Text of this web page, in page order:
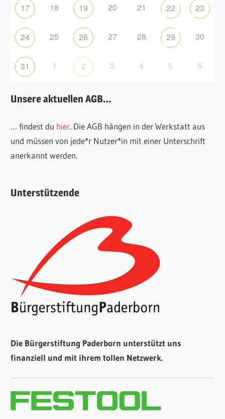
17 18 19 20 21 22 23
24 25 26 27 28 29 30
31 1 2 3 4 5 6
Unsere aktuellen AGB…
… findest du hier. Die AGB hängen in der Werkstatt aus
und müssen von jede*r Nutzer*in mit einer Unterschrift
anerkannt werden.
Unterstützende
Die Bürgerstiftung Paderborn unterstützt uns
finanziell und mit ihrem tollen Netzwerk.